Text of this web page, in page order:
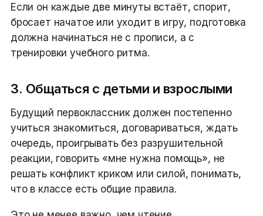
Если он каждые две минуты встаёт, спорит,
бросает начатое или уходит в игру, подготовка
должна начинаться не с прописи, а с
тренировки учебного ритма.
3. Общаться с детьми и взрослыми
Будущий первоклассник должен постепенно
учиться знакомиться, договариваться, ждать
очередь, проигрывать без разрушительной
реакции, говорить «мне нужна помощь», не
решать конфликт криком или силой, понимать,
что в классе есть общие правила.